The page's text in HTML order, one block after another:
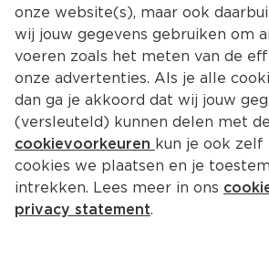
onze website(s), maar ook
wij jouw gegevens gebruiken om
voeren zoals het meten van de
onze advertenties. Als je alle
dan ga je akkoord dat wij jouw
(versleuteld) kunnen delen met
cookievoorkeuren kun je ook
cookies we plaatsen en je
intrekken. Lees meer in ons
privacy statement.